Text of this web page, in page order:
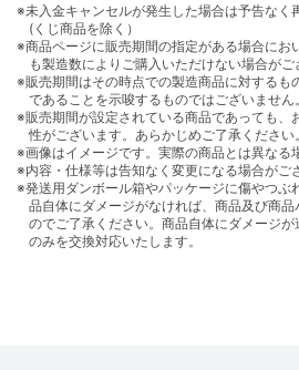
※未入金キャンセルが発生した場合は予告なく
(くじ商品を除く）
※商品ページに販売期間の指定がある場合にお
も製造数によりご購入いただけない場合がご
※販売期間はその時点での製造商品に対するも
であることを示唆するものではございません。
※販売期間が設定されている商品であっても、
性がございます。あらかじめご了承ください。
※画像はイメージです。実際の商品とは異なる
※内容・仕様等は告知なく変更になる場合がご
※発送用ダンボール箱やパッケージに傷やつぶ
品自体にダメージがなければ、商品及び商
のでご了承ください。商品自体にダメージ
のみを交換対応いたします。